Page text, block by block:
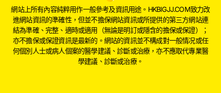
網站上所有內容純粹用作一般參考及資訊用途。HKBIGJJ.COM致力改
進網站資訊的準確性，但並不擔保網站資訊或所提供的第三方網站連
結為準確、完整、適時或適用（無論是明訂或隱含的擔保或保證）；
亦不擔保或保證資訊是最新的。網站的資訊並不構成對一般情况或任
何個別人士或病人個案的醫學建議、診斷或治療，亦不應取代專業醫
學建議、診斷或治療。